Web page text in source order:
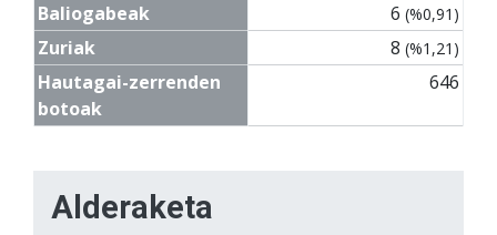
Baliogabeak
6 (%0,91)
Zuriak 8 (%1,21)
Hautagai-zerrenden
botoak
646
Alderaketa